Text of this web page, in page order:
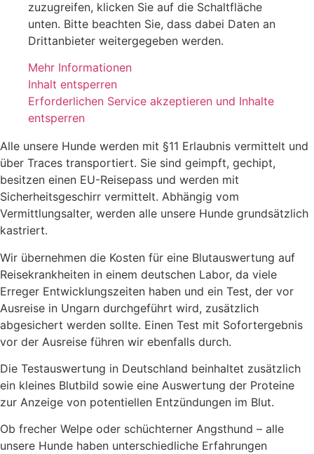
zuzugreifen, klicken Sie auf die Schaltfläche
unten. Bitte beachten Sie, dass dabei Daten an
Drittanbieter weitergegeben werden.
Mehr Informationen
Inhalt entsperren
Erforderlichen Service akzeptieren und Inhalte
entsperren
Alle unsere Hunde werden mit §11 Erlaubnis vermittelt und
über Traces transportiert. Sie sind geimpft, gechipt,
besitzen einen EU-Reisepass und werden mit
Sicherheitsgeschirr vermittelt. Abhängig vom
Vermittlungsalter, werden alle unsere Hunde grundsätzlich
kastriert.
Wir übernehmen die Kosten für eine Blutauswertung auf
Reisekrankheiten in einem deutschen Labor, da viele
Erreger Entwicklungszeiten haben und ein Test, der vor
Ausreise in Ungarn durchgeführt wird, zusätzlich
abgesichert werden sollte. Einen Test mit Sofortergebnis
vor der Ausreise führen wir ebenfalls durch.
Die Testauswertung in Deutschland beinhaltet zusätzlich
ein kleines Blutbild sowie eine Auswertung der Proteine
zur Anzeige von potentiellen Entzündungen im Blut.
Ob frecher Welpe oder schüchterner Angsthund – alle
unsere Hunde haben unterschiedliche Erfahrungen